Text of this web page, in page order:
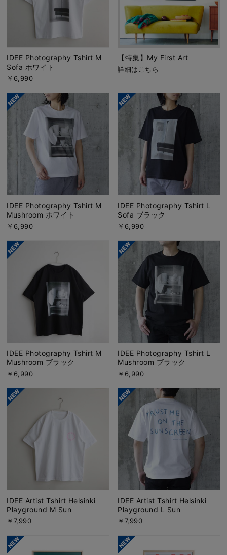
IDEE Photography Tshirt M
Sofa ホワイト
￥6,990
【特集】My First Art
詳細はこちら
IDEE Photography Tshirt M
Mushroom ホワイト
￥6,990
IDEE Photography Tshirt L
Sofa ブラック
￥6,990
IDEE Photography Tshirt M
Mushroom ブラック
￥6,990
IDEE Photography Tshirt L
Mushroom ブラック
￥6,990
IDEE Artist Tshirt Helsinki
Playground M Sun
￥7,990
IDEE Artist Tshirt Helsinki
Playground L Sun
￥7,990